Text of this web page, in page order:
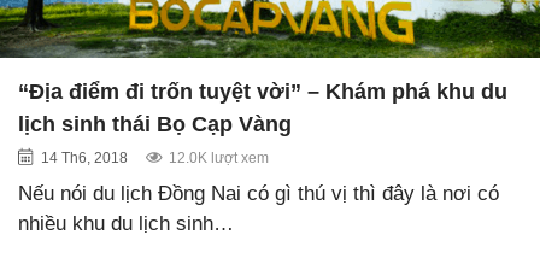
“Địa điểm đi trốn tuyệt vời” – Khám phá khu du
lịch sinh thái Bọ Cạp Vàng
14 Th6, 2018 12.0K lượt xem
Nếu nói du lịch Đồng Nai có gì thú vị thì đây là nơi có
nhiều khu du lịch sinh…